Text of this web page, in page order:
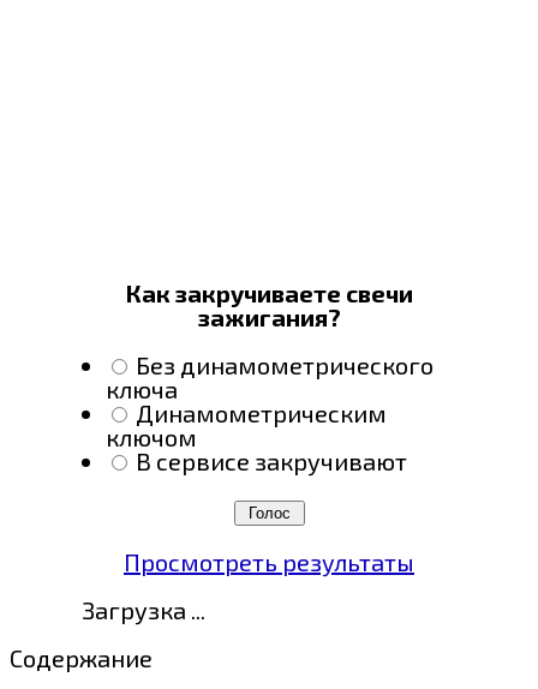
Как закручиваете свечи
зажигания?
Без динамометрического
ключа
Динамометрическим
ключом
В сервисе закручивают
Просмотреть результаты
Загрузка ...
Содержание